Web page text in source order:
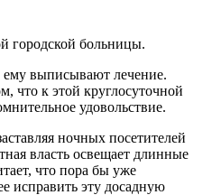
городской больницы.
ему выписывают лечение.
что к этой круглосуточной
удовольствие.
ночных посетителей
власть освещает длинные
что пора бы уже
исправить эту досадную